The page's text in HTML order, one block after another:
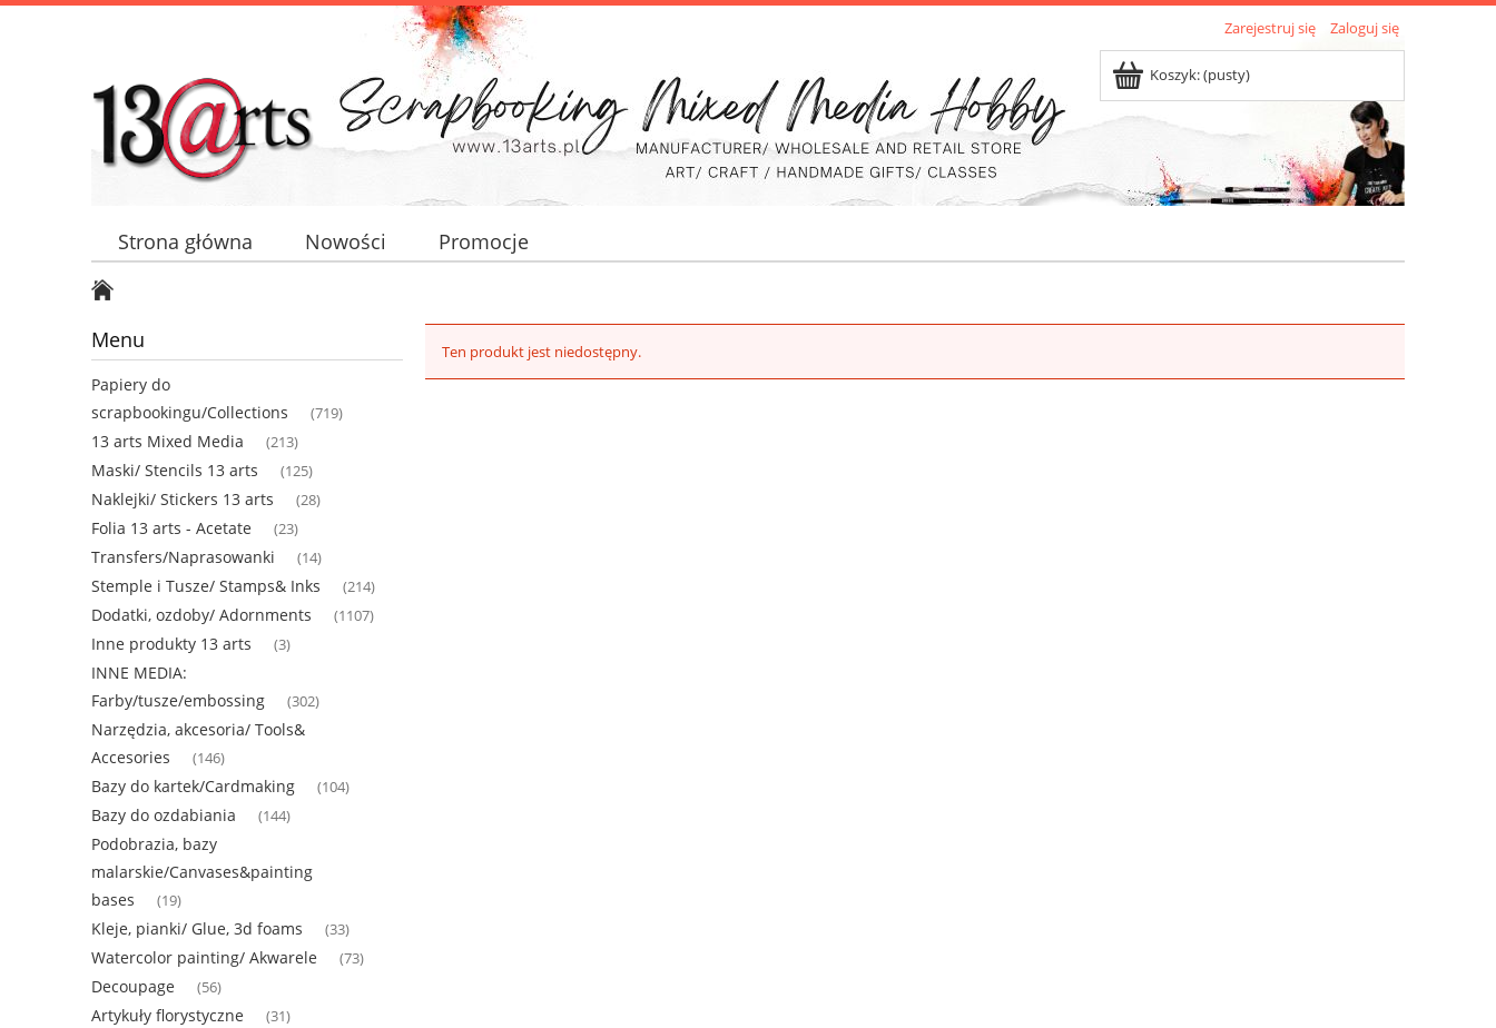
Zarejestruj się Zaloguj się
Koszyk:(pusty)
Strona główna Nowości Promocje
Menu
Papiery do
scrapbookingu/Collections
(719)
13 arts Mixed Media (213)
Maski/ Stencils 13 arts (125)
Naklejki/ Stickers 13 arts (28)
Folia 13 arts - Acetate (23)
Transfers/Naprasowanki (14)
Stemple i Tusze/ Stamps& Inks (214)
Dodatki, ozdoby/ Adornments (1107)
Inne produkty 13 arts (3)
INNE MEDIA:
Farby/tusze/embossing
(302)
Narzędzia, akcesoria/ Tools&
Accesories
(146)
Bazy do kartek/Cardmaking (104)
Bazy do ozdabiania (144)
Podobrazia, bazy
malarskie/Canvases&painting
bases
(19)
Kleje, pianki/ Glue, 3d foams (33)
Watercolor painting/ Akwarele (73)
Decoupage (56)
Artykuły florystyczne (31)
Ten produkt jest niedostępny.